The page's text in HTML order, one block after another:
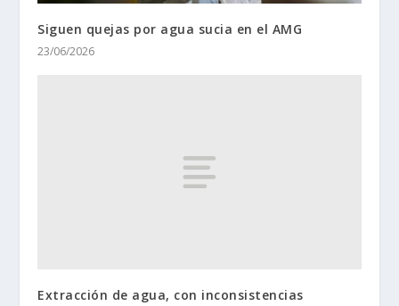
Siguen quejas por agua sucia en el AMG
23/06/2026
Extracción de agua, con inconsistencias